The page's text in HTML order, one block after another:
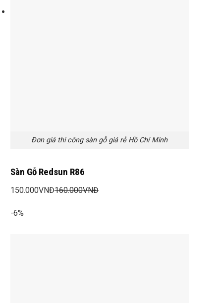
Đơn giá thi công sàn gỗ giá rẻ Hồ Chí Minh
Sàn Gỗ Redsun R86
150.000VNĐ160.000VNĐ
-6%